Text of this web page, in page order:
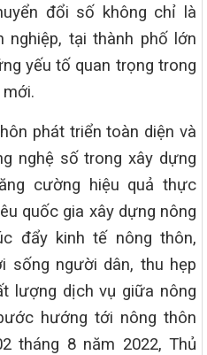
đổi số không chỉ là
nghiệp, tại thành phố lớn
yếu tố quan trọng trong
phát triển toàn diện và
nghệ số trong xây dựng
cường hiệu quả thực
quốc gia xây dựng nông
đẩy kinh tế nông thôn,
sống người dân, thu hẹp
lượng dịch vụ giữa nông
hướng tới nông thôn
tháng 8 năm 2022, Thủ